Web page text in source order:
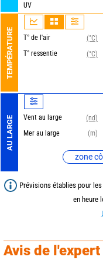
UV
TEMPÉRATURE T° de l'air
(°C)
T° ressentie
(°C)
AU LARGE Vent au large
(nd)
Mer au large
(m)
zone
Prévisions établies pour
en heure
Avis de l'expert